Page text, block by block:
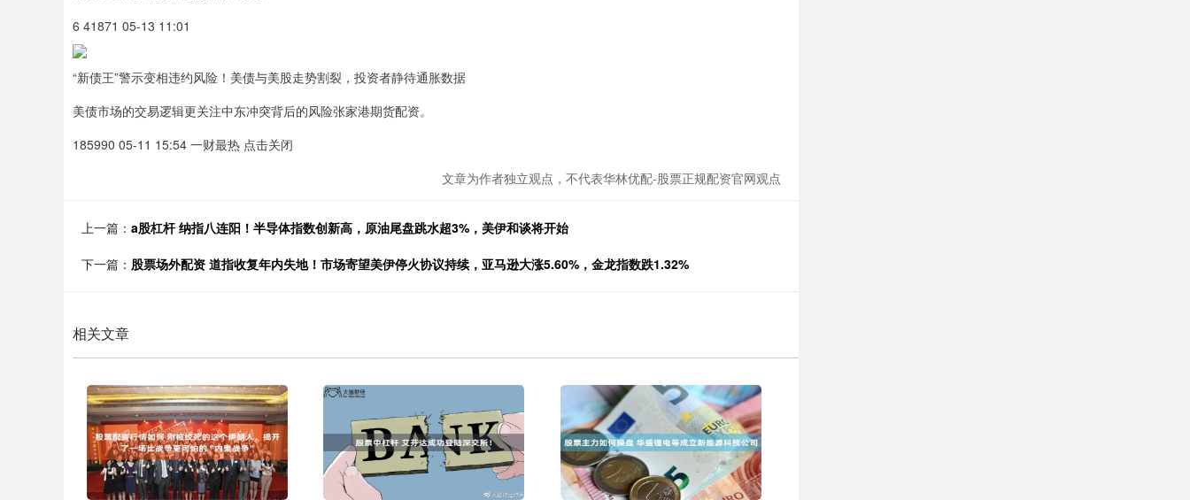
6 41871 05-13 11:01
“新债王”警示变相违约风险！美债与美股走势割裂，投资者静待通胀数据
美债市场的交易逻辑更关注中东冲突背后的风险张家港期货配资。
185990 05-11 15:54 一财最热 点击关闭
文章为作者独立观点，不代表华林优配-股票正规配资官网观点
上一篇： a股杠杆 纳指八连阳！半导体指数创新高，原油尾盘跳水超3%，美伊和谈将开始
下一篇： 股票场外配资 道指收复年内失地！市场寄望美伊停火协议持续，亚马逊大涨5.60%，金龙指数跌1.32%
相关文章